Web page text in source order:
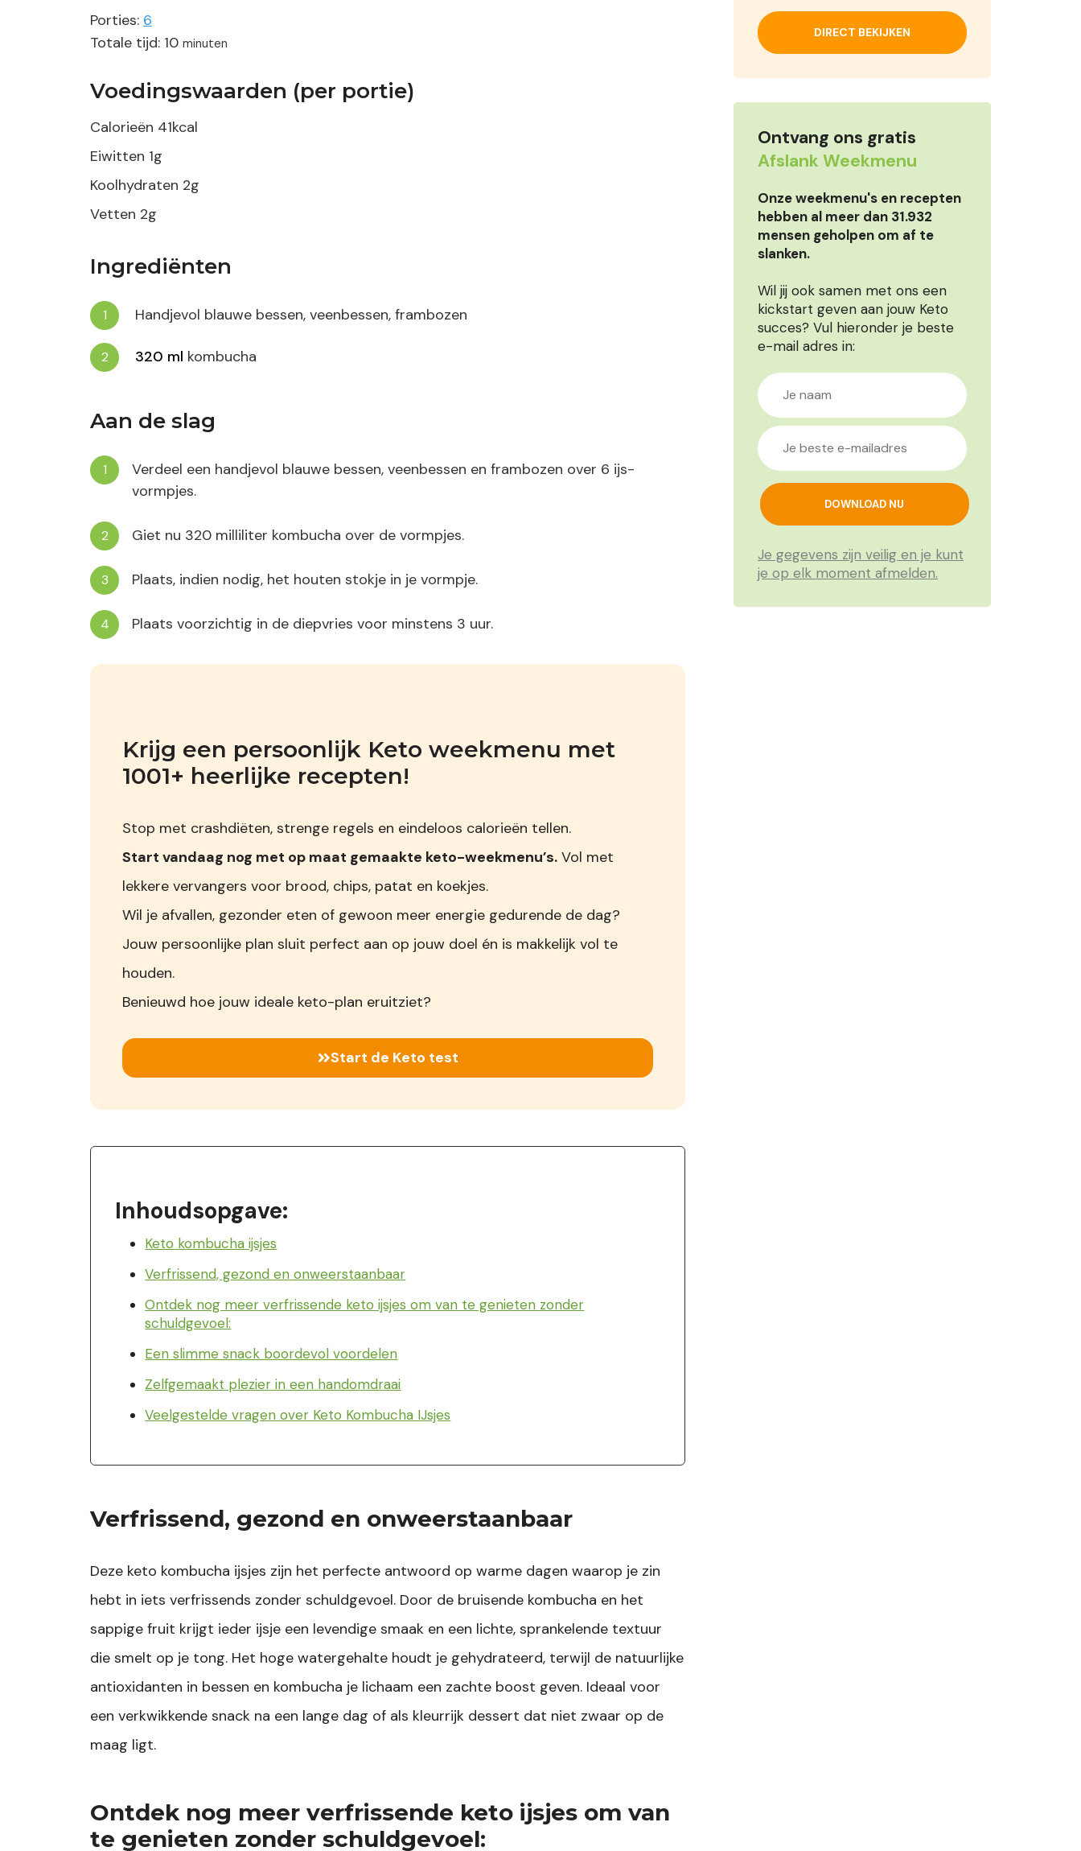
Porties: 6
Totale tijd: 10minuten
minuten
Voedingswaarden (per portie)
Calorieën 41kcal
Eiwitten 1g
Koolhydraten 2g
Vetten 2g
Ingrediënten
Handjevol blauwe bessen, veenbessen, frambozen
320 ml kombucha
Aan de slag
Verdeel een handjevol blauwe bessen, veenbessen en frambozen over 6 ijs-
vormpjes.
Giet nu 320 milliliter kombucha over de vormpjes.
Plaats, indien nodig, het houten stokje in je vormpje.
Plaats voorzichtig in de diepvries voor minstens 3 uur.
Krijg een persoonlijk Keto weekmenu met
1001+ heerlijke recepten!
Stop met crashdiëten, strenge regels en eindeloos calorieën tellen.
Start vandaag nog met op maat gemaakte keto-weekmenu’s. Vol met
lekkere vervangers voor brood, chips, patat en koekjes.
Wil je afvallen, gezonder eten of gewoon meer energie gedurende de dag?
Jouw persoonlijke plan sluit perfect aan op jouw doel én is makkelijk vol te
houden.
Benieuwd hoe jouw ideale keto-plan eruitziet?
Start de Keto test
Inhoudsopgave:
Keto kombucha ijsjes
Verfrissend, gezond en onweerstaanbaar
Ontdek nog meer verfrissende keto ijsjes om van te genieten zonder
schuldgevoel:
Een slimme snack boordevol voordelen
Zelfgemaakt plezier in een handomdraai
Veelgestelde vragen over Keto Kombucha IJsjes
Verfrissend, gezond en onweerstaanbaar
Deze keto kombucha ijsjes zijn het perfecte antwoord op warme dagen waarop je zin
hebt in iets verfrissends zonder schuldgevoel. Door de bruisende kombucha en het
sappige fruit krijgt ieder ijsje een levendige smaak en een lichte, sprankelende textuur
die smelt op je tong. Het hoge watergehalte houdt je gehydrateerd, terwijl de natuurlijke
antioxidanten in bessen en kombucha je lichaam een zachte boost geven. Ideaal voor
een verkwikkende snack na een lange dag of als kleurrijk dessert dat niet zwaar op de
maag ligt.
Ontdek nog meer verfrissende keto ijsjes om van
te genieten zonder schuldgevoel:
DIRECT BEKIJKEN
Ontvang ons gratis
Afslank Weekmenu
Onze weekmenu's en recepten
hebben al meer dan 31.932
mensen geholpen om af te
slanken.
Wil jij ook samen met ons een
kickstart geven aan jouw Keto
succes? Vul hieronder je beste
e-mail adres in:
Je gegevens zijn veilig en je kunt
je op elk moment afmelden.